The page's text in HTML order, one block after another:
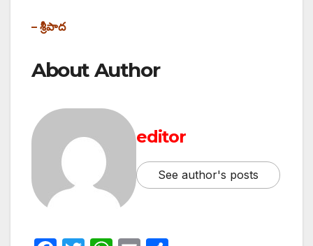
– శ్రీపాద
About Author
editor
See author's posts